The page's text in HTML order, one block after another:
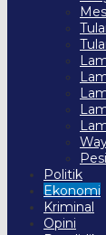
Politik
Ekonomi
Kriminal
Opini